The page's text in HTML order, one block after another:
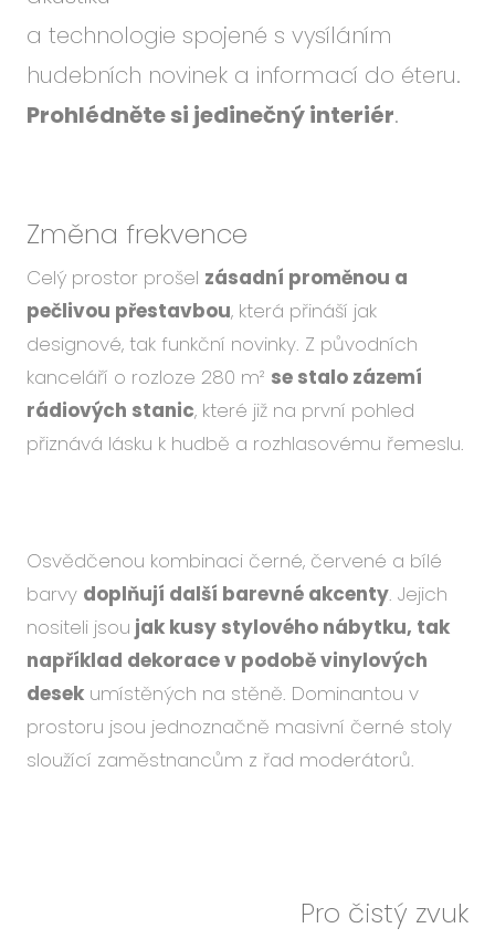
a technologie spojené s vysíláním
hudebních novinek a informací do éteru.
Prohlédněte si jedinečný interiér.
Změna frekvence
Celý prostor prošel zásadní proměnou a
pečlivou přestavbou, která přináší jak
designové, tak funkční novinky. Z původních
kanceláří o rozloze 280 m² se stalo zázemí
rádiových stanic, které již na první pohled
přiznává lásku k hudbě a rozhlasovému řemeslu.
Osvědčenou kombinaci černé, červené a bílé
barvy doplňují další barevné akcenty. Jejich
nositeli jsou jak kusy stylového nábytku, tak
například dekorace v podobě vinylových
desek umístěných na stěně. Dominantou v
prostoru jsou jednoznačně masivní černé stoly
sloužící zaměstnancům z řad moderátorů.
Pro čistý zvuk